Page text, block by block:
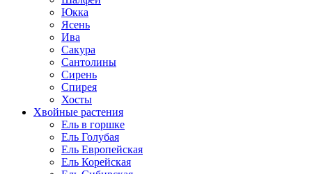
Юкка
Ясень
Ива
Сакура
Сантолины
Сирень
Спирея
Хосты
Хвойные растения
Ель в горшке
Ель Голубая
Ель Европейская
Ель Корейская